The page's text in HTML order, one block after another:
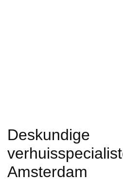
Deskundige
Amsterdam